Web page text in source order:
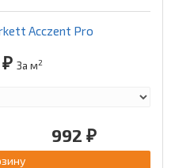
Acczent Pro
За м2
992 ₽